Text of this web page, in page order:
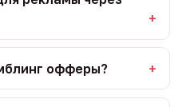
офферы?